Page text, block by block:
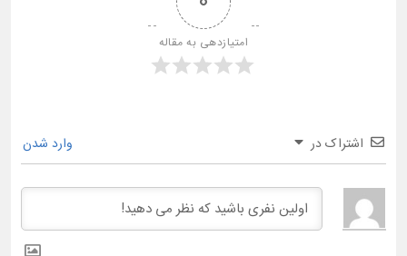
امتیازدهی به مقاله
اشتراک در وارد شدن